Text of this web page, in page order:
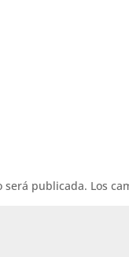
será publicada. Los